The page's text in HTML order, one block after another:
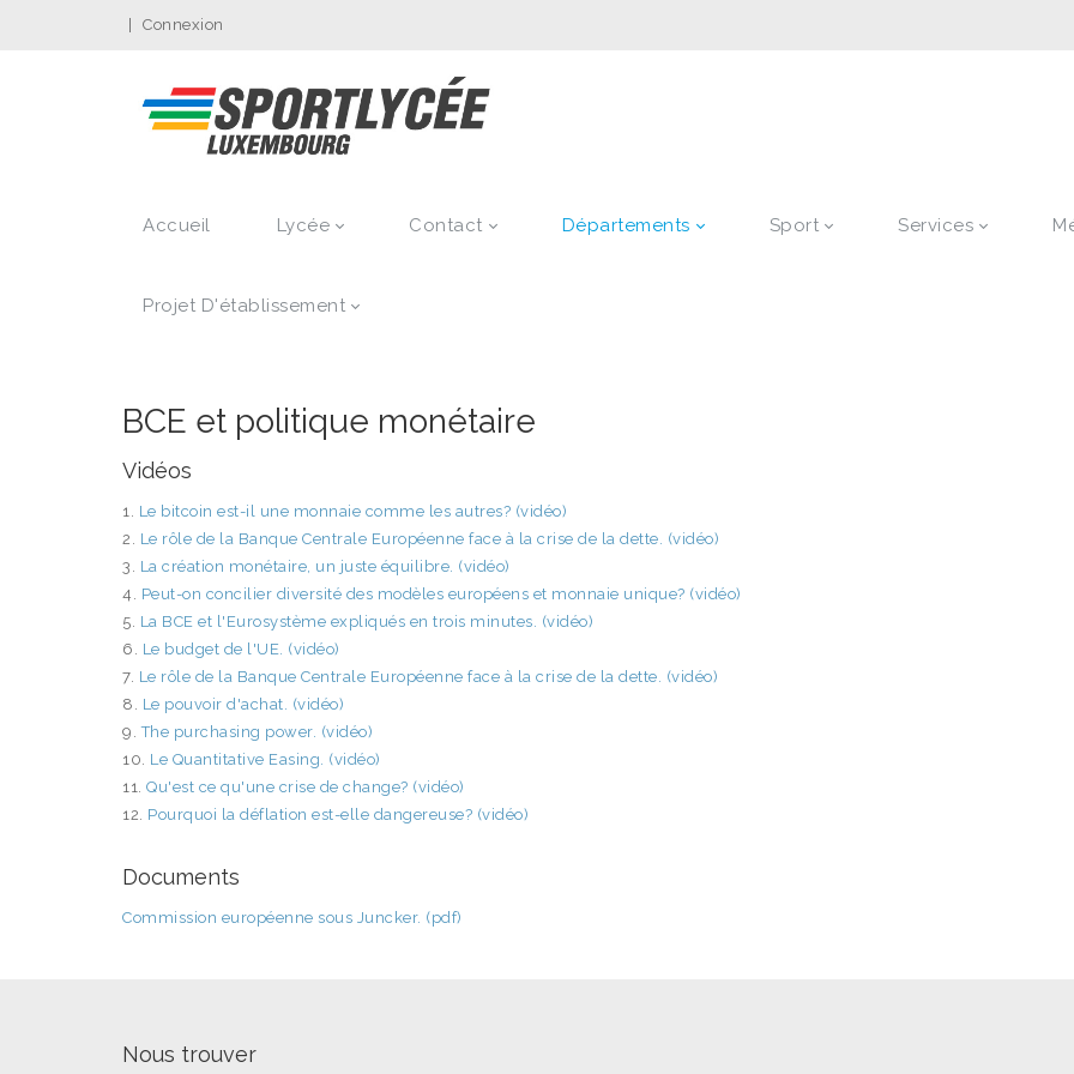
Connexion
Accueil Lycée Contact Départements Sport Services
Projet D'établissement
BCE et politique monétaire
Vidéos
1. Le bitcoin est-il une monnaie comme les autres? (vidéo)
2. Le rôle de la Banque Centrale Européenne face à la crise de la dette. (vidéo)
3. La création monétaire, un juste équilibre. (vidéo)
4. Peut-on concilier diversité des modèles européens et monnaie unique? (vidéo)
5. La BCE et l'Eurosystème expliqués en trois minutes. (vidéo)
6. Le budget de l'UE. (vidéo)
7. Le rôle de la Banque Centrale Européenne face à la crise de la dette. (vidéo)
8. Le pouvoir d'achat. (vidéo)
9.The purchasing power. (vidéo)
10. Le Quantitative Easing. (vidéo)
11. Qu'est ce qu'une crise de change? (vidéo)
12. Pourquoi la déflation est-elle dangereuse? (vidéo)
Documents
Commission européenne sous Juncker. (pdf)
Nous trouver